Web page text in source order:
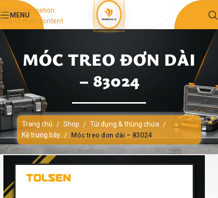
Skip to navigation
Skip to main content
MENU
MÓC TREO ĐƠN DÀI
– 83024
Trang chủ / Shop / Túi đựng & thùng chứa /
Kệ trưng bày / Móc treo đơn dài – 83024